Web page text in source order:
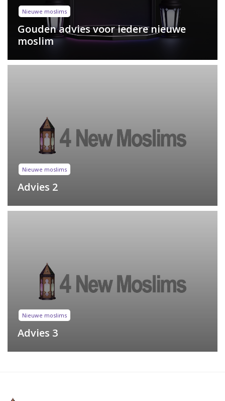
Nieuwe moslims
Gouden advies voor iedere nieuwe
moslim
Nieuwe moslims
Advies 2
Nieuwe moslims
Advies 3